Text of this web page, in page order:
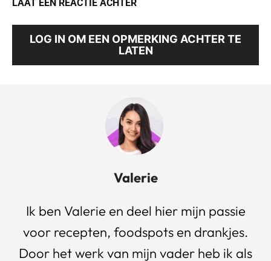
LAAT EEN REACTIE ACHTER
LOG IN OM EEN OPMERKING ACHTER TE
LATEN
Valerie
Ik ben Valerie en deel hier mijn passie
voor recepten, foodspots en drankjes.
Door het werk van mijn vader heb ik als